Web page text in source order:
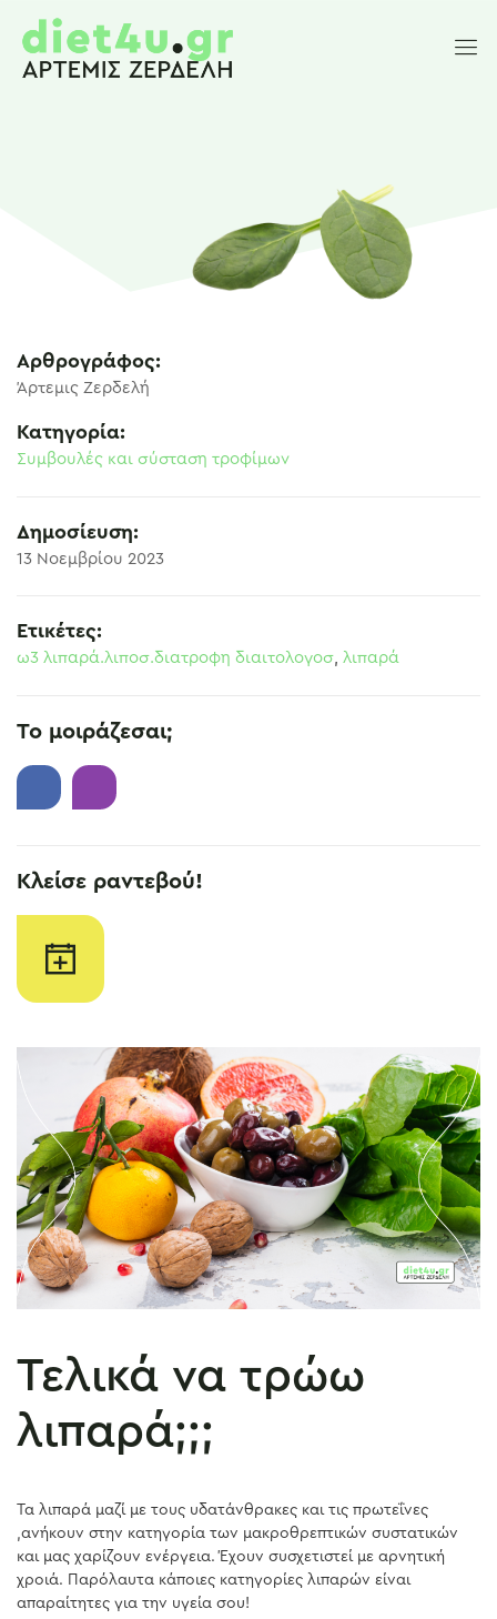
Αρθρογράφος:
Άρτεμις Ζερδελή
Κατηγορία:
Συμβουλές και σύσταση τροφίμων
Δημοσίευση:
13 Νοεμβρίου 2023
Ετικέτες:
ω3 λιπαρά.λιποσ.διατροφη διαιτολογοσ, λιπαρά
Το μοιράζεσαι;
Κλείσε ραντεβού!
Τελικά να τρώω
λιπαρά;;;
Τα λιπαρά μαζί με τους υδατάνθρακες και τις πρωτεΐνες
,ανήκουν στην κατηγορία των μακροθρεπτικών συστατικών
και μας χαρίζουν ενέργεια. Έχουν συσχετιστεί με αρνητική
χροιά. Παρόλαυτα κάποιες κατηγορίες λιπαρών είναι
απαραίτητες για την υγεία σου!